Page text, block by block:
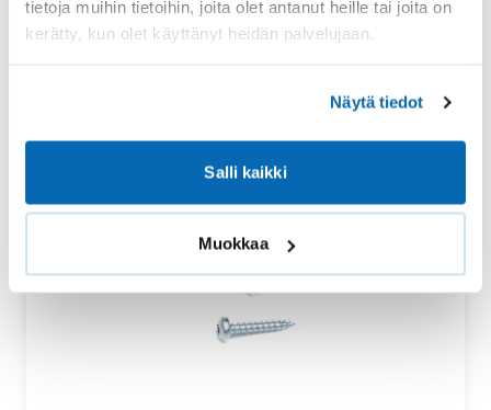
tietoja muihin tietoihin, joita olet antanut heille tai joita on
kerätty, kun olet käyttänyt heidän palvelujaan.
Näytä tiedot
Salli kaikki
Muokkaa